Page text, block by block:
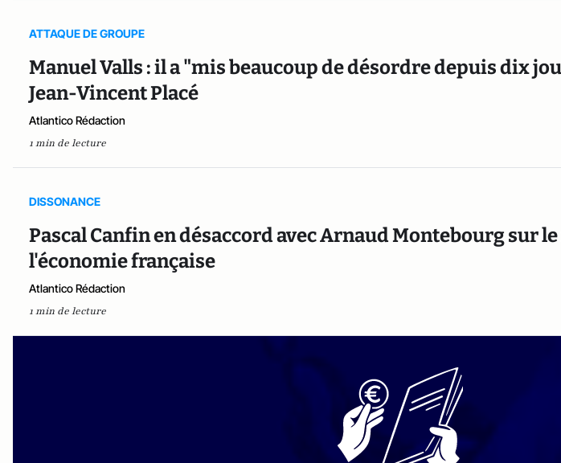
ATTAQUE DE GROUPE
Manuel Valls : il a "mis beaucoup de désordre depuis dix
Jean-Vincent Placé
Atlantico Rédaction
1 min de lecture
DISSONANCE
Pascal Canfin en désaccord avec Arnaud Montebourg sur
l'économie française
Atlantico Rédaction
1 min de lecture